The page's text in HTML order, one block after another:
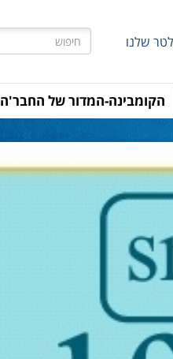
שלנו
הקומבינה-המדור של החבר'ה